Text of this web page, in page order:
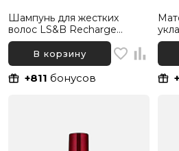
Шампунь для жестких
волос LS&B Recharge
Moisture Shampoo, 1000 мл
В корзину
+811 бонусов